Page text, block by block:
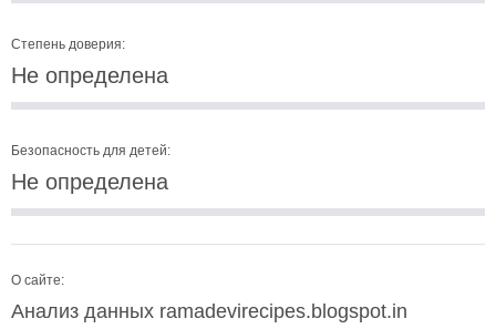
Степень доверия:
Не определена
Безопасность для детей:
Не определена
О сайте:
Анализ данных ramadevirecipes.blogspot.in